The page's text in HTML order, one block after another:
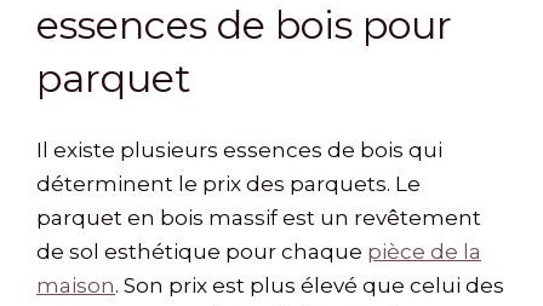
essences de bois pour
parquet
Il existe plusieurs essences de bois qui
déterminent le prix des parquets. Le
parquet en bois massif est un revêtement
de sol esthétique pour chaque pièce de la
maison. Son prix est plus élevé que celui des